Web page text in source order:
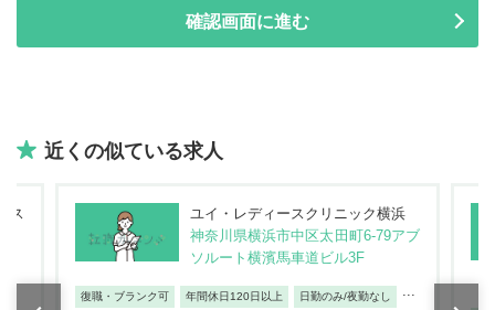
近くの似ている求人
ス
ユイ・レディースクリニック横浜
神奈川県横浜市中区太田町6-79アブ
ソルート横濱馬車道ビル3F
復職・ブランク可 年間休日120日以上 日勤のみ/夜勤なし